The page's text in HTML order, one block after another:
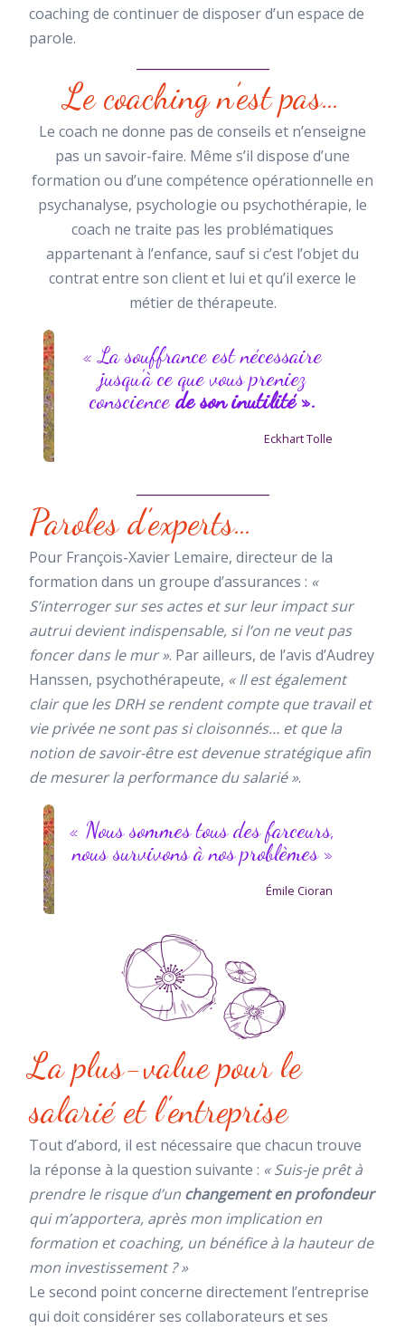
coaching de continuer de disposer d’un espace de
parole.
Le coaching n’est pas…
Le coach ne donne pas de conseils et n’enseigne
pas un savoir-faire. Même s’il dispose d’une
formation ou d’une compétence opérationnelle en
psychanalyse, psychologie ou psychothérapie, le
coach ne traite pas les problématiques
appartenant à l’enfance, sauf si c’est l’objet du
contrat entre son client et lui et qu’il exerce le
métier de thérapeute.
« La souffrance est nécessaire
jusqu’à ce que vous preniez
consciencede son inutilité ».
Eckhart Tolle
Paroles d’experts…
Pour François-Xavier Lemaire, directeur de la
formation dans un groupe d’assurances : «
S’interroger sur ses actes et sur leur impact sur
autrui devient indispensable, si l’on ne veut pas
foncer dans le mur ». Par ailleurs, de l’avis d’Audrey
Hanssen, psychothérapeute, « Il est également
clair que les DRH se rendent compte que travail et
vie privée ne sont pas si cloisonnés… et que la
notion de savoir-être est devenue stratégique afin
de mesurer la performance du salarié ».
« Nous sommes tous des farceurs,
nous survivons à nos problèmes »
Émile Cioran
La plus-value pour le
salarié et l’entreprise
Tout d’abord, il est nécessaire que chacun trouve
la réponse à la question suivante : « Suis-je prêt à
prendre le risque d’un changement en profondeur
qui m’apportera, après mon implication en
formation et coaching, un bénéfice à la hauteur de
mon investissement ? »
Le second point concerne directement l’entreprise
qui doit considérer ses collaborateurs et ses